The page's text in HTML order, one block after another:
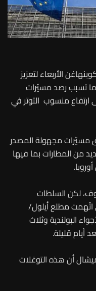
الأربعاء لتعزيز
تسبب رصد مسيّرات
منسوب التوتر في
مسيّرات مجهولة المصدر
من المطارات بما فيها
لكن السلطات
اتُهمت مطلع أيلول/
البولندية وثلاث
أيام قليلة.
أن هذه التوغلات